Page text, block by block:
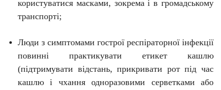
користуватися масками, зокрема і в громадському
транспорті;
Люди з симптомами гострої респіраторної інфекції
повинні практикувати етикет кашлю
(підтримувати відстань, прикривати рот під час
кашлю і чхання одноразовими серветками або